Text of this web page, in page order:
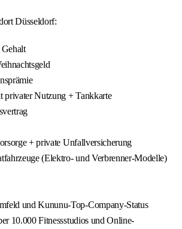
Düsseldorf:
Gehalt
privater Nutzung + Tankkarte
+ private Unfallversicherung
(Elektro- und Verbrenner-Modelle)
und Kununu-Top-Company-Status
10.000 Fitnessstudios und Online-